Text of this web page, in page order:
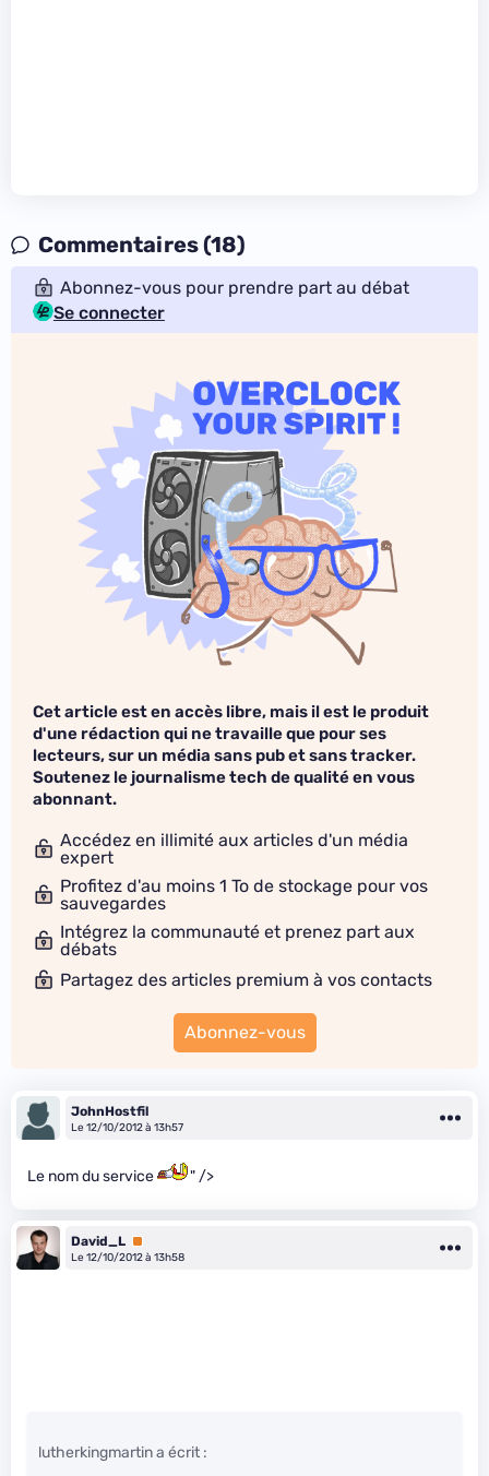
Commentaires (18)
Abonnez-vous pour prendre part au débat
Se connecter
Cet article est en accès libre, mais il est le produit
d'une rédaction qui ne travaille que pour ses
lecteurs, sur un média sans pub et sans tracker.
Soutenez le journalisme tech de qualité en vous
abonnant.
Accédez en illimité aux articles d'un média
expert
Profitez d'au moins 1 To de stockage pour vos
sauvegardes
Intégrez la communauté et prenez part aux
débats
Partagez des articles premium à vos contacts
Abonnez-vous
JohnHostfil
Le 12/10/2012 à 13h57
Le nom du service " />
David_L Premium
Le 12/10/2012 à 13h58
lutherkingmartin a écrit :